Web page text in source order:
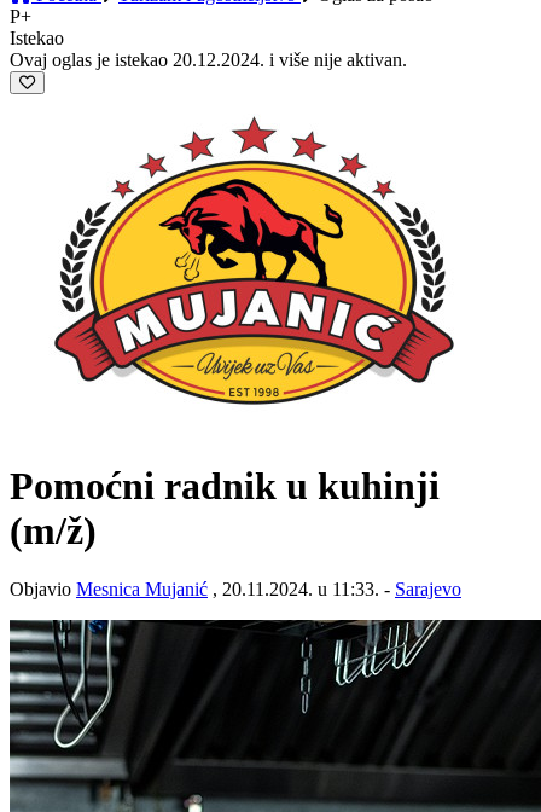
P+
Istekao
Ovaj oglas je istekao 20.12.2024. i više nije aktivan.
Pomoćni radnik u kuhinji
(m/ž)
Objavio Mesnica Mujanić , 20.11.2024. u 11:33. - Sarajevo